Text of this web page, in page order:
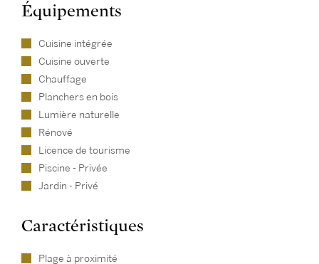
Équipements
Cuisine intégrée
Cuisine ouverte
Chauffage
Planchers en bois
Lumière naturelle
Rénové
Licence de tourisme
Piscine - Privée
Jardin - Privé
Caractéristiques
Plage à proximité